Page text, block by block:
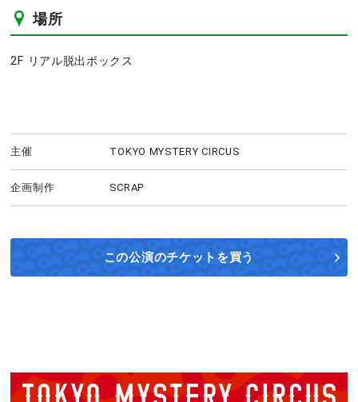
場所
2F リアル脱出ボックス
主催 TOKYO MYSTERY CIRCUS
企画制作 SCRAP
この公演のチケットを買う